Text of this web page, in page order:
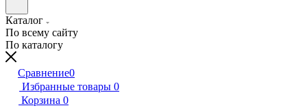
Каталог
По всему сайту
По каталогу
Сравнение0
Избранные товары 0
Корзина 0